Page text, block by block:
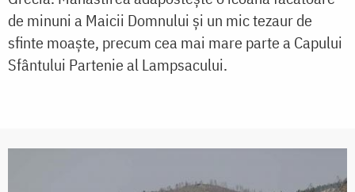
de minuni a Maicii Domnului și un mic tezaur de
sfinte moaște, precum cea mai mare parte a Capului
Sfântului Partenie al Lampsacului.